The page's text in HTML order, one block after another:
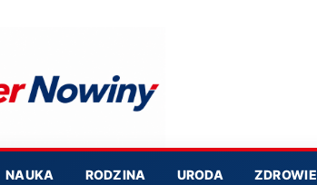
NAUKA RODZINA URODA ZDROWIE